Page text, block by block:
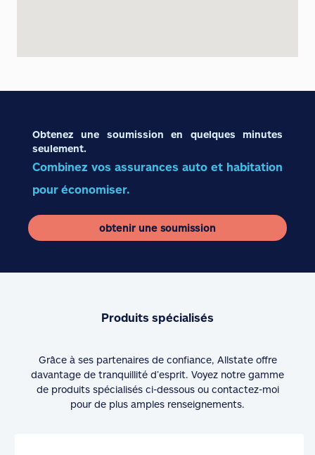
Obtenez une soumission en quelques minutes
seulement.
Combinez vos assurances auto et habitation
pour économiser.
obtenir une soumission
Produits spécialisés
Grâce à ses partenaires de confiance, Allstate offre
davantage de tranquillité d’esprit. Voyez notre gamme
de produits spécialisés ci-dessous ou contactez-moi
pour de plus amples renseignements.